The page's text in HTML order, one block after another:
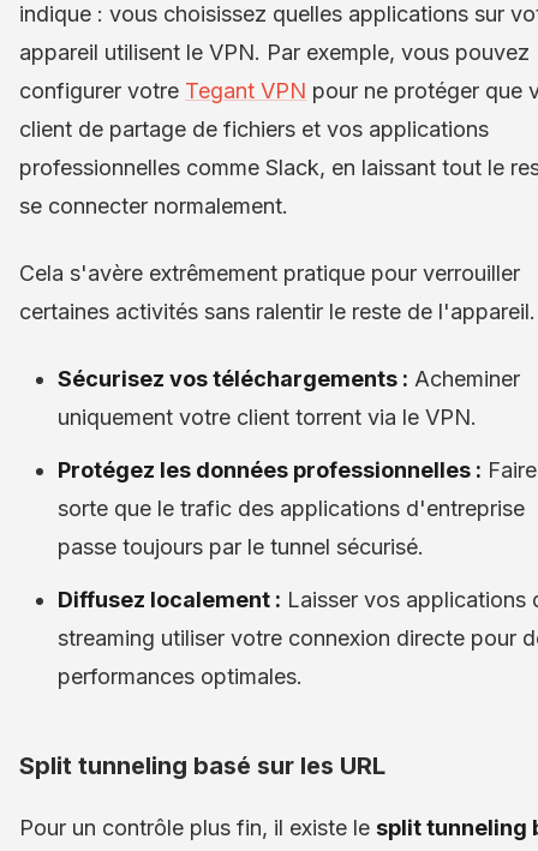
indique : vous choisissez quelles applications sur
appareil utilisent le VPN. Par exemple, vous pouvez
configurer votre Tegant VPN pour ne protéger que
client de partage de fichiers et vos applications
professionnelles comme Slack, en laissant tout le
se connecter normalement.
Cela s'avère extrêmement pratique pour verrouiller
certaines activités sans ralentir le reste de l'appareil.
Sécurisez vos téléchargements : Acheminer
uniquement votre client torrent via le VPN.
Protégez les données professionnelles :
sorte que le trafic des applications d'entreprise
passe toujours par le tunnel sécurisé.
Diffusez localement : Laisser vos applications
streaming utiliser votre connexion directe pour
performances optimales.
Split tunneling basé sur les URL
Pour un contrôle plus fin, il existe le split tunneling